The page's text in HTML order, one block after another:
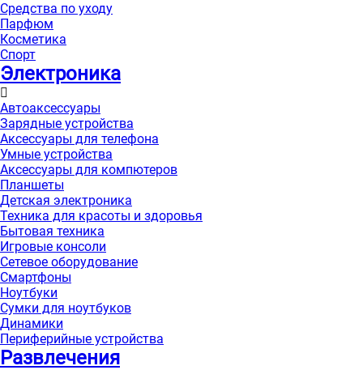
Средства по уходу
Парфюм
Косметика
Спорт
Электроника
Автоаксессуары
Зарядные устройства
Аксессуары для телефона
Умные устройства
Аксессуары для компютеров
Планшеты
Детская электроника
Техника для красоты и здоровья
Бытовая техника
Игровые консоли
Сетевое оборудование
Смартфоны
Ноутбуки
Сумки для ноутбуков
Динамики
Периферийные устройства
Развлечения